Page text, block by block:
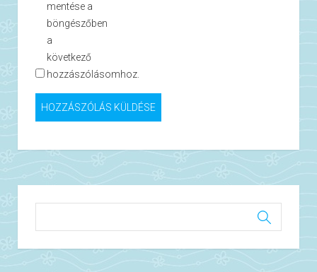
mentése a
böngészőben
a
következő
hozzászólásomhoz.